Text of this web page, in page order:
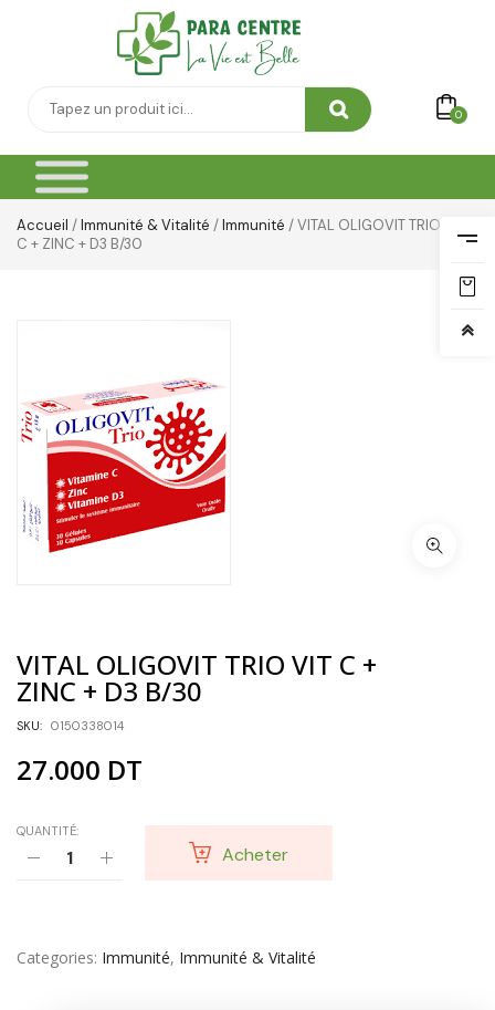
0
Accueil /Immunité & Vitalité /Immunité / VITAL OLIGOVIT TRIO VIT
C + ZINC + D3 B/30
VITAL OLIGOVIT TRIO VIT C +
ZINC + D3 B/30
SKU: 0150338014
27.000 DT
QUANTITÉ:
Acheter
Categories Immunité, Immunité & Vitalité
Thé & Tisanes
Toilette & Soin Bébé
Vêtement Amincissant